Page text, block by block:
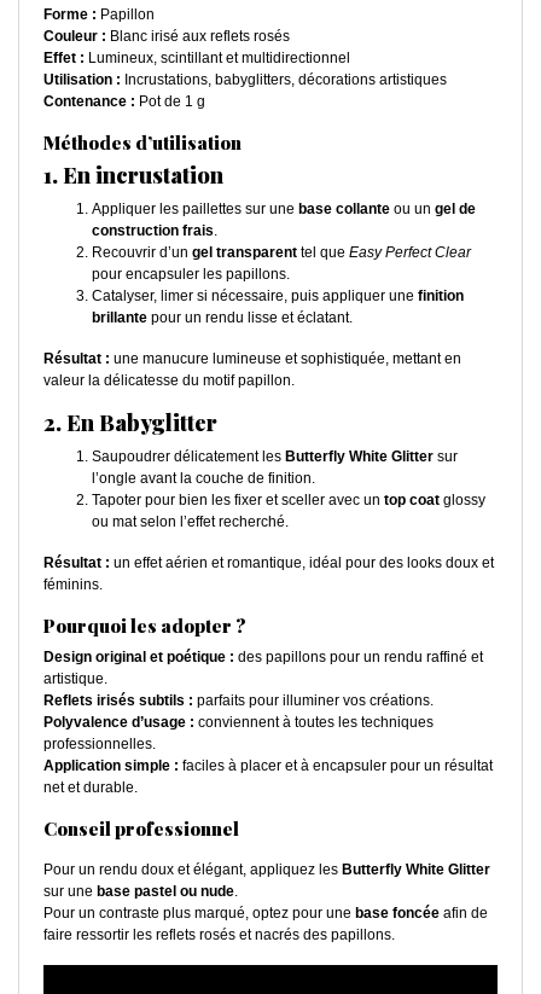
Forme : Papillon
Couleur : Blanc irisé aux reflets rosés
Effet : Lumineux, scintillant et multidirectionnel
Utilisation : Incrustations, babyglitters, décorations artistiques
Contenance : Pot de 1 g
Méthodes d’utilisation
1. En incrustation
Appliquer les paillettes sur une base collante ou un gel de
construction frais.
Recouvrir d’un gel transparent tel que Easy Perfect Clear
pour encapsuler les papillons.
Catalyser, limer si nécessaire, puis appliquer une finition
brillante pour un rendu lisse et éclatant.
Résultat : une manucure lumineuse et sophistiquée, mettant en
valeur la délicatesse du motif papillon.
2. En Babyglitter
Saupoudrer délicatement les Butterfly White Glitter sur
l’ongle avant la couche de finition.
Tapoter pour bien les fixer et sceller avec un top coat glossy
ou mat selon l’effet recherché.
Résultat : un effet aérien et romantique, idéal pour des looks doux et
féminins.
Pourquoi les adopter ?
Design original et poétique : des papillons pour un rendu raffiné et
artistique.
Reflets irisés subtils : parfaits pour illuminer vos créations.
Polyvalence d’usage : conviennent à toutes les techniques
professionnelles.
Application simple : faciles à placer et à encapsuler pour un résultat
net et durable.
Conseil professionnel
Pour un rendu doux et élégant, appliquez les Butterfly White Glitter
sur une base pastel ou nude.
Pour un contraste plus marqué, optez pour une base foncée afin de
faire ressortir les reflets rosés et nacrés des papillons.